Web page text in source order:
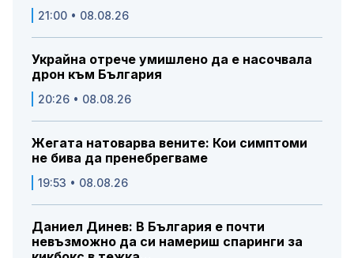
21:00 • 08.08.26
Украйна отрече умишлено да е насочвала
дрон към България
20:26 • 08.08.26
Жегата натоварва вените: Кои симптоми
не бива да пренебрегваме
19:53 • 08.08.26
Даниел Динев: В България е почти
невъзможно да си намериш спаринги за